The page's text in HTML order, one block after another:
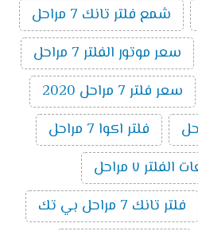
شمع فلتر تانك 7 مراحل
سعر موتور الفلتر 7 مراحل
سعر فلتر 7 مراحل 2020
فلتر اكوا 7 مراحل
٧ مراحل
فلتر تانك 7 مراحل بي تك